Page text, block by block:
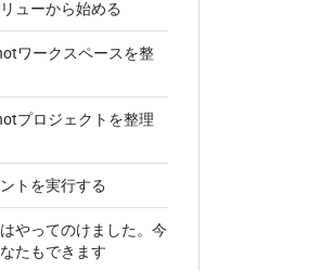
ューから始める
ワークスペースを整
プロジェクトを整理
トを実行する
やってのけました。今
たもできます